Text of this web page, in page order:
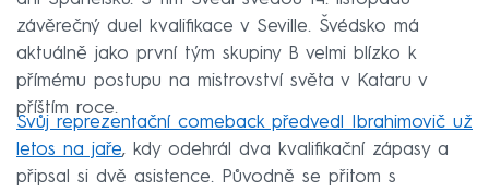
závěrečný duel kvalifikace v Seville. Švédsko má
aktuálně jako první tým skupiny B velmi blízko k
přímému postupu na mistrovství světa v Kataru v
příštím roce.
Svůj reprezentační comeback předvedl Ibrahimovič už
letos na jaře, kdy odehrál dva kvalifikační zápasy a
připsal si dvě asistence. Původně se přitom s